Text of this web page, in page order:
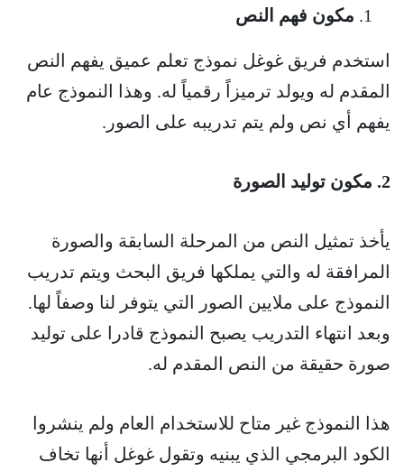
مكون فهم النص
استخدم فريق غوغل نموذج تعلم عميق يفهم النص
المقدم له ويولد ترميزاً رقمياً له. وهذا النموذج عام
يفهم أي نص ولم يتم تدريبه على الصور.
2. مكون توليد الصورة
يأخذ تمثيل النص من المرحلة السابقة والصورة
المرافقة له والتي يملكها فريق البحث ويتم تدريب
النموذج على ملايين الصور التي يتوفر لنا وصفاً لها.
وبعد انتهاء التدريب يصبح النموذج قادرا على توليد
صورة حقيقة من النص المقدم له.
هذا النموذج غير متاح للاستخدام العام ولم ينشروا
الكود البرمجي الذي يبنيه وتقول غوغل أنها تخاف